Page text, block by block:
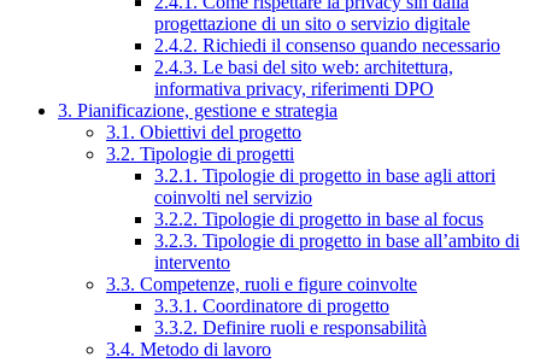
progettazione di un sito o servizio digitale
2.4.2. Richiedi il consenso quando necessario
2.4.3. Le basi del sito web: architettura,
informativa privacy, riferimenti DPO
3. Pianificazione, gestione e strategia
3.1. Obiettivi del progetto
3.2. Tipologie di progetti
3.2.1. Tipologie di progetto in base agli attori
coinvolti nel servizio
3.2.2. Tipologie di progetto in base al focus
3.2.3. Tipologie di progetto in base all’ambito di
intervento
3.3. Competenze, ruoli e figure coinvolte
3.3.1. Coordinatore di progetto
3.3.2. Definire ruoli e responsabilità
3.4. Metodo di lavoro